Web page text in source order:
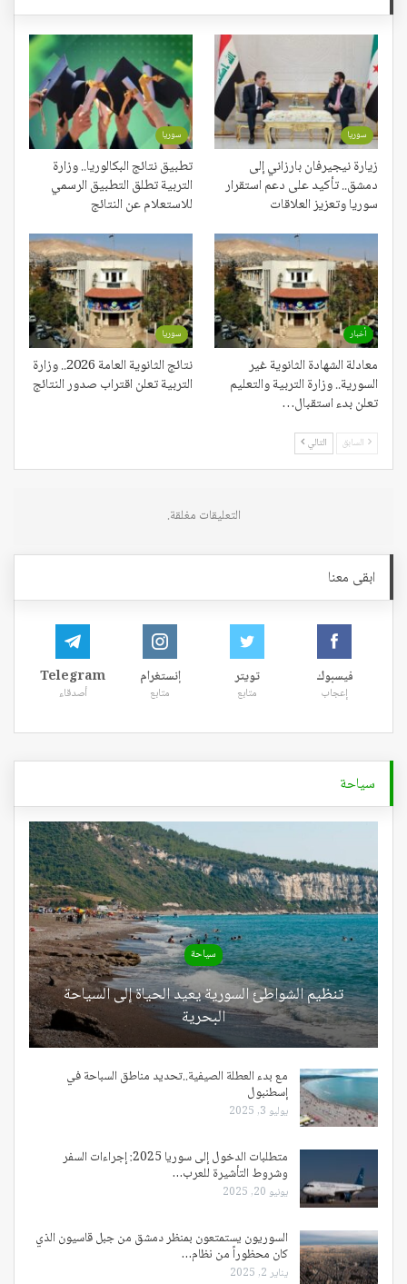
سوريا
زيارة نيجيرفان بارزاني إلى
دمشق.. تأكيد على دعم استقرار
سوريا وتعزيز العلاقات
سوريا
تطبيق نتائج البكالوريا.. وزارة
التربية تطلق التطبيق الرسمي
للاستعلام عن النتائج
أخبار
معادلة الشهادة الثانوية غير
السورية.. وزارة التربية والتعليم
تعلن بدء استقبال…
سوريا
نتائج الثانوية العامة 2026.. وزارة
التربية تعلن اقتراب صدور النتائج
السابق التالي
التعليقات مغلقة.
ابقى معنا
فيسبوك
إعجاب
تويتر
متابع
إنستغرام
متابع
Telegram
أصدقاء
سياحة
سياحة
تنظيم الشواطئ السورية يعيد الحياة إلى السياحة
البحرية
مع بدء العطلة الصيفية..تحديد مناطق السباحة في
إسطنبول
يوليو 3, 2025
متطلبات الدخول إلى سوريا 2025: إجراءات السفر
وشروط التأشيرة للعرب…
يونيو 20, 2025
السوريون يستمتعون بمنظر دمشق من جبل قاسيون الذي
كان محظوراً من نظام…
يناير 2, 2025